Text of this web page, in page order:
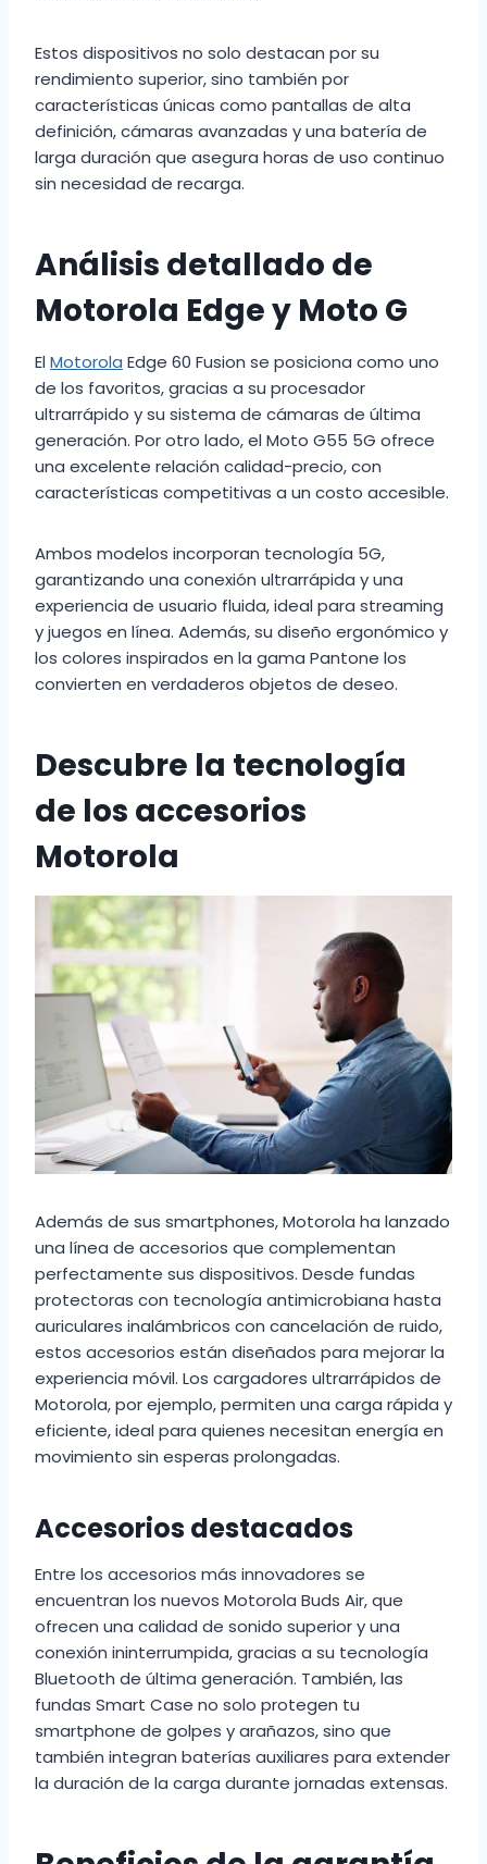
Estos dispositivos no solo destacan por su
rendimiento superior, sino también por
características únicas como pantallas de alta
definición, cámaras avanzadas y una batería de
larga duración que asegura horas de uso continuo
sin necesidad de recarga.
Análisis detallado de
Motorola Edge y Moto G
El Motorola Edge 60 Fusion se posiciona como uno
de los favoritos, gracias a su procesador
ultrarrápido y su sistema de cámaras de última
generación. Por otro lado, el Moto G55 5G ofrece
una excelente relación calidad-precio, con
características competitivas a un costo accesible.
Ambos modelos incorporan tecnología 5G,
garantizando una conexión ultrarrápida y una
experiencia de usuario fluida, ideal para streaming
y juegos en línea. Además, su diseño ergonómico y
los colores inspirados en la gama Pantone los
convierten en verdaderos objetos de deseo.
Descubre la tecnología
de los accesorios
Motorola
Además de sus smartphones, Motorola ha lanzado
una línea de accesorios que complementan
perfectamente sus dispositivos. Desde fundas
protectoras con tecnología antimicrobiana hasta
auriculares inalámbricos con cancelación de ruido,
estos accesorios están diseñados para mejorar la
experiencia móvil. Los cargadores ultrarrápidos de
Motorola, por ejemplo, permiten una carga rápida y
eficiente, ideal para quienes necesitan energía en
movimiento sin esperas prolongadas.
Accesorios destacados
Entre los accesorios más innovadores se
encuentran los nuevos Motorola Buds Air, que
ofrecen una calidad de sonido superior y una
conexión ininterrumpida, gracias a su tecnología
Bluetooth de última generación. También, las
fundas Smart Case no solo protegen tu
smartphone de golpes y arañazos, sino que
también integran baterías auxiliares para extender
la duración de la carga durante jornadas extensas.